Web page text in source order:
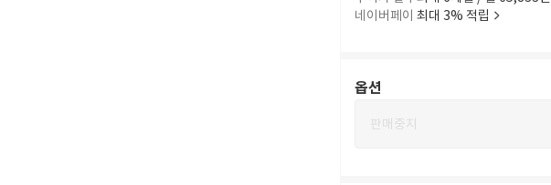
네이버페이 최대 3% 적립
옵션
판매중지